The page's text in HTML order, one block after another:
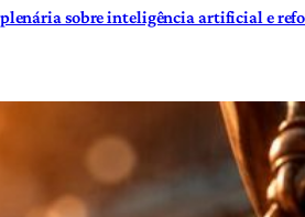
sobre inteligência artificial e